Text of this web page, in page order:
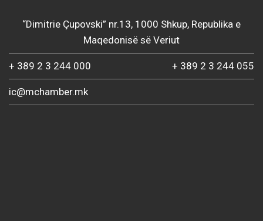
“Dimitrie Çupovski” nr.13, 1000 Shkup, Republika e
Maqedonisë së Veriut
+ 389 2 3 244 000 + 389 2 3 244 055
ic@mchamber.mk